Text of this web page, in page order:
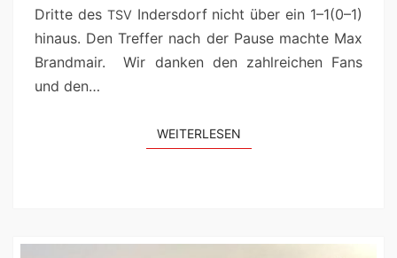
Dritte des TSVInder­s­dorf nicht über ein 1–1(0–1)
hin­aus. Den Tre­f­fer nach der Pause machte Max
Brand­mair. Wir danken den zahlre­ichen Fans
und den…
WEIT­ER­LESEN